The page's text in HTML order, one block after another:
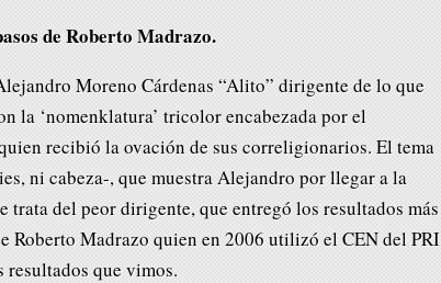
de Roberto Madrazo.
Moreno Cárdenas “Alito” dirigente de lo que
la ‘nomenklatura’ tricolor encabezada por el
recibió la ovación de sus correligionarios. El tema
ni cabeza-, que muestra Alejandro por llegar a la
trata del peor dirigente, que entregó los resultados más
Roberto Madrazo quien en 2006 utilizó el CEN del PRI
resultados que vimos.